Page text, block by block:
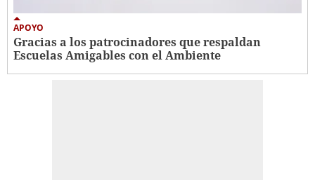
APOYO
Gracias a los patrocinadores que respaldan
Escuelas Amigables con el Ambiente